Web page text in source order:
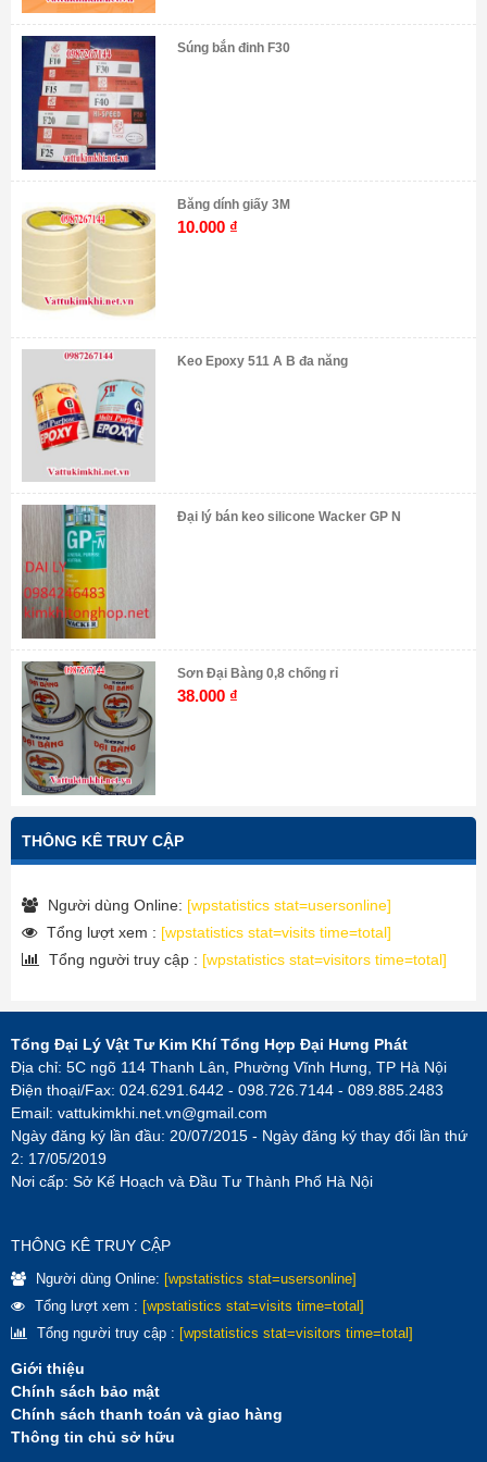
Súng bắn đinh F30
Băng dính giấy 3M
10.000 ₫
Keo Epoxy 511 A B đa năng
Đại lý bán keo silicone Wacker GP N
Sơn Đại Bàng 0,8 chống rỉ
38.000 ₫
THÔNG KÊ TRUY CẬP
Người dùng Online: [wpstatistics stat=usersonline]
Tổng lượt xem : [wpstatistics stat=visits time=total]
Tổng người truy cập : [wpstatistics stat=visitors time=total]
Tổng Đại Lý Vật Tư Kim Khí Tổng Hợp Đại Hưng Phát
Địa chỉ: 5C ngõ 114 Thanh Lân, Phường Vĩnh Hưng, TP Hà Nội
Điện thoại/Fax: 024.6291.6442 - 098.726.7144 - 089.885.2483
Email: vattukimkhi.net.vn@gmail.com
Ngày đăng ký lần đầu: 20/07/2015 - Ngày đăng ký thay đổi lần thứ
2: 17/05/2019
Nơi cấp: Sở Kế Hoạch và Đầu Tư Thành Phố Hà Nội
THÔNG KÊ TRUY CẬP
Người dùng Online: [wpstatistics stat=usersonline]
Tổng lượt xem : [wpstatistics stat=visits time=total]
Tổng người truy cập : [wpstatistics stat=visitors time=total]
Giới thiệu
Chính sách bảo mật
Chính sách thanh toán và giao hàng
Thông tin chủ sở hữu